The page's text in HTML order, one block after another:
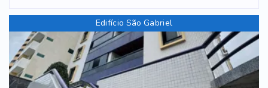
Edifício São Gabriel